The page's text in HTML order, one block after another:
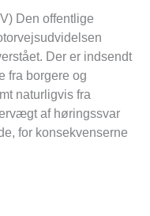
Den offentlige
Der er indsendt
fra borgere og
naturligvis fra
af høringssvar
for konsekvenserne